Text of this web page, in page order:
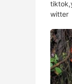
witter